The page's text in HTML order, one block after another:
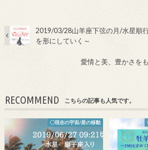
2019/03/28山羊座下弦の月/水星順
を形にしていく～
愛情と美、豊かさを
RECOMMEND こちらの記事も人気です。
〇現在の宇宙/星の移動